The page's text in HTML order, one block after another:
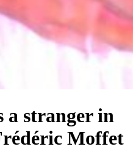
stranger in
Moffet